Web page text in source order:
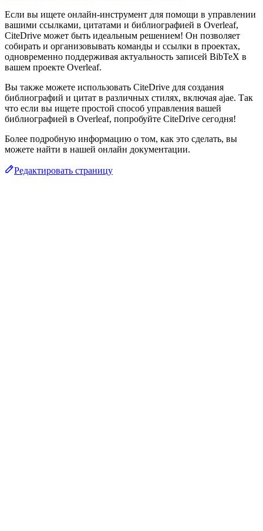
Если вы ищете онлайн-инструмент для помощи в управлении
вашими ссылками, цитатами и библиографией в Overleaf,
CiteDrive может быть идеальным решением! Он позволяет
собирать и организовывать команды и ссылки в проектах,
одновременно поддерживая актуальность записей BibTeX в
вашем проекте Overleaf.
Вы также можете использовать CiteDrive для создания
библиографий и цитат в различных стилях, включая ajae. Так
что если вы ищете простой способ управления вашей
библиографией в Overleaf, попробуйте CiteDrive сегодня!
Более подробную информацию о том, как это сделать, вы
можете найти в нашей онлайн документации.
Редактировать страницу